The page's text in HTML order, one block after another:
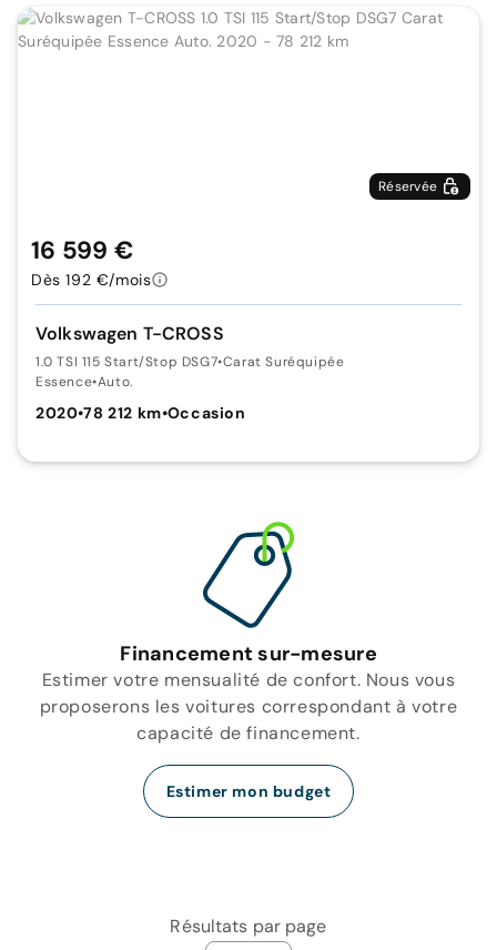
Réservée
Volkswagen T-CROSS
1.0 TSI 115 Start/Stop DSG7•Carat Suréquipée
Essence•Auto.
2020•78 212 km•Occasion
16 599 €
Dès 192 €/mois
Financement sur-mesure
Estimer votre mensualité de confort. Nous vous
proposerons les voitures correspondant à votre
capacité de financement.
Estimer mon budget
Résultats par page